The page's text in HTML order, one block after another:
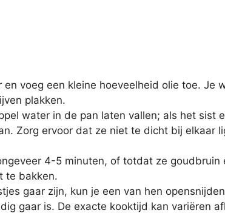
voeg een kleine hoeveelheid olie toe. Je
plakken.
water in de pan laten vallen; als het sist
Zorg ervoor dat ze niet te dicht bij elkaar
4-5 minuten, of totdat ze goudbruin
te bakken.
gaar zijn, kun je een van hen
gaar is. De exacte kooktijd kan variëren